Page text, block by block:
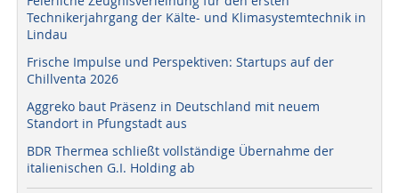
Technikerjahrgang der Kälte- und Klimasystemtechnik in
Lindau
Frische Impulse und Perspektiven: Startups auf der
Chillventa 2026
Aggreko baut Präsenz in Deutschland mit neuem
Standort in Pfungstadt aus
BDR Thermea schließt vollständige Übernahme der
italienischen G.I. Holding ab